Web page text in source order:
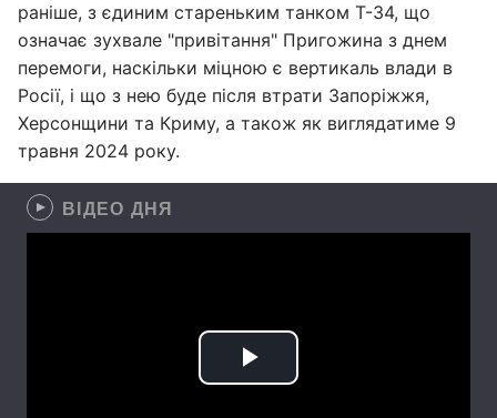
раніше, з єдиним стареньким танком Т-34, що
означає зухвале "привітання" Пригожина з днем
перемоги, наскільки міцною є вертикаль влади в
Росії, і що з нею буде після втрати Запоріжжя,
Херсонщини та Криму, а також як виглядатиме 9
травня 2024 року.
ВІДЕО ДНЯ